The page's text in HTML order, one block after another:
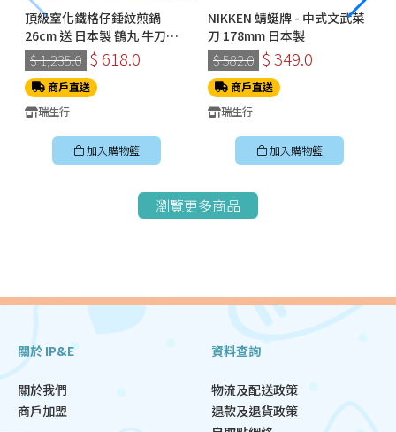
頂級窒化鐵格仔錘紋煎鍋
26cm 送 日本製 鶴丸 牛刀
180mm
$ 1,235.0 $ 618.0
商戶直送
瑞生行
加入購物籃
NIKKEN 蜻蜓牌 - 中式文武菜
刀 178mm 日本製
$ 582.0 $ 349.0
商戶直送
瑞生行
加入購物籃
瀏覽更多商品
關於 IP&E
關於我們
商戶加盟
資料查詢
物流及配送政策
退款及退貨政策